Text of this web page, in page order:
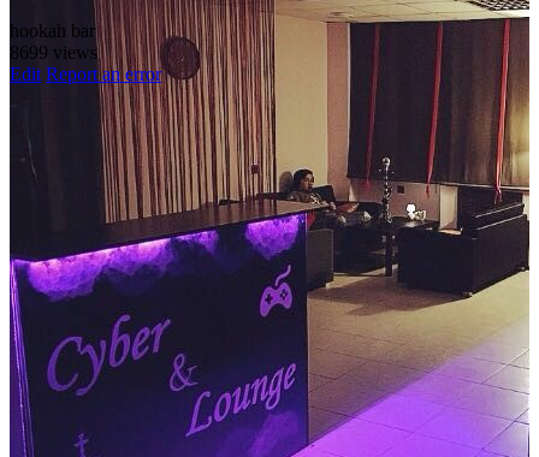
hookah bar
8699 views
Edit Report an error